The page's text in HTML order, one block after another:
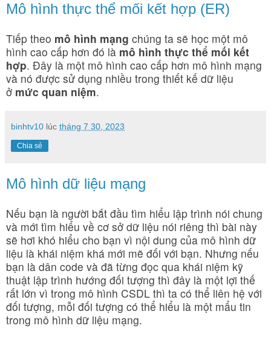
Mô hình thực thể mối kết hợp (ER)
Tiếp theo mô hình mạng chúng ta sẽ học một mô
hình cao cấp hơn đó là mô hình thực thể mối kết
hợp. Đây là một mô hình cao cấp hơn mô hình mạng
và nó được sử dụng nhiều trong thiết kế dữ liệu
ở mức quan niệm.
binhtv10 lúc tháng 7 30, 2023
Chia sẻ
Mô hình dữ liệu mạng
Nếu bạn là người bắt đầu tìm hiểu lập trình nói chung
và mới tìm hiểu về cơ sở dữ liệu nói riêng thì bài này
sẽ hơi khó hiểu cho bạn vì nội dung của mô hình dữ
liệu là khái niệm khá mới mẽ đối với bạn. Nhưng nếu
bạn là dân code và đã từng đọc qua khái niệm kỹ
thuật lập trình hướng đối tượng thì đây là một lợi thế
rất lớn vì trong mô hình CSDL thì ta có thể liên hệ với
đối tượng, mỗi đối tượng có thể hiểu là một mẩu tin
trong mô hình dữ liệu mạng.